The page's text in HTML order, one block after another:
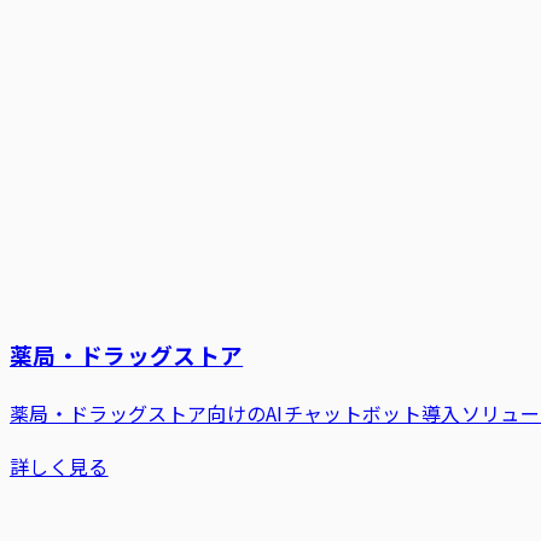
薬局・ドラッグストア
薬局・ドラッグストア向けのAIチャットボット導入ソリュ
詳しく見る